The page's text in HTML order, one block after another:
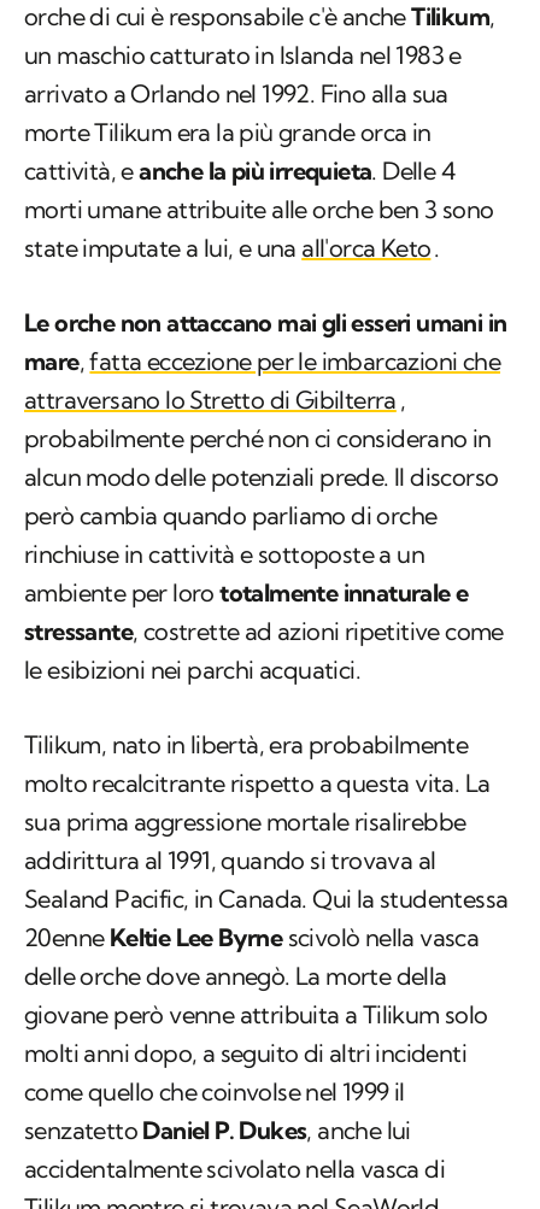
orche di cui è responsabile c'è ancheTilikum,
un maschio catturato in Islanda nel 1983 e
arrivato a Orlando nel 1992. Fino alla sua
morte Tilikum era la più grande orca in
cattività, eanche la più irrequieta. Delle 4
morti umane attribuite alle orche ben 3 sono
state imputate a lui, e una all'orca Keto.
Le orche non attaccano mai gli esseri umani in
mare,fatta eccezione per le imbarcazioni che
attraversano lo Stretto di Gibilterra ,
probabilmente perché non ci considerano in
alcun modo delle potenziali prede. Il discorso
però cambia quando parliamo di orche
rinchiuse in cattività e sottoposte a un
ambiente per lorototalmente innaturale e
stressante, costrette ad azioni ripetitive come
le esibizioni nei parchi acquatici.
Tilikum, nato in libertà, era probabilmente
molto recalcitrante rispetto a questa vita. La
sua prima aggressione mortale risalirebbe
addirittura al 1991, quando si trovava al
Sealand Pacific, in Canada. Qui la studentessa
20enneKeltie Lee Byrnescivolò nella vasca
delle orche dove annegò. La morte della
giovane però venne attribuita a Tilikum solo
molti anni dopo, a seguito di altri incidenti
come quello che coinvolse nel 1999 il
senzatetto Daniel P. Dukes, anche lui
accidentalmente scivolato nella vasca di